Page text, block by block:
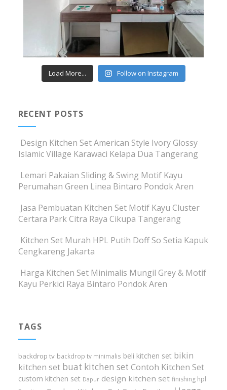
Load More... Follow on Instagram
RECENT POSTS
Design Kitchen Set American Style Ivory Glossy
Islamic Village Karawaci Kelapa Dua Tangerang
Lemari Pakaian Sliding & Swing Motif Kayu
Perumahan Green Linea Bintaro Pondok Aren
Jasa Pembuatan Kitchen Set Motif Kayu Cluster
Certara Park Citra Raya Cikupa Tangerang
Kitchen Set Murah HPL Putih Doff So Setia Kapuk
Cengkareng Jakarta
Harga Kitchen Set Minimalis Mungil Grey & Motif
Kayu Perkici Raya Bintaro Pondok Aren
TAGS
backdrop tv backdrop tv minimalis beli kitchen set bikin
kitchen set buat kitchen set Contoh Kitchen Set
custom kitchen set Dapur design kitchen set finishing hpl